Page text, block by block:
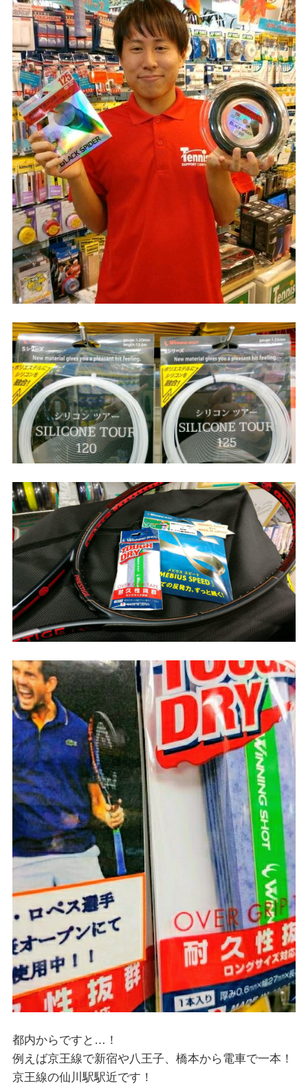
都内からですと…！
例えば京王線で新宿や八王子、橋本から電車で一本！
京王線の仙川駅駅近です！